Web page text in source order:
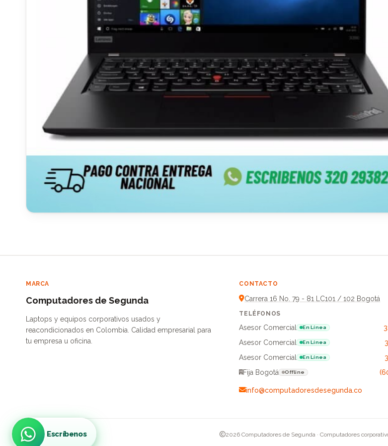
MARCA
Computadores de Segunda
Laptops y equipos corporativos usados y
reacondicionados en Colombia. Calidad empresarial para
tu empresa u oficina.
CONTACTO
Carrera 16 No. 79 - 81 LC101 / 102 Bogotá
TELÉFONOS
Asesor Comercial En Línea
Asesor Comercial
En Línea
Asesor Comercial
En Línea
Fija Bogotá
Offline
info@computadoresdesegunda.co
2026 Computadores de Segunda · Computadores
Escríbenos